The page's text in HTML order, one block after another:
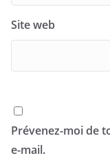
Site web
Prévenez-moi de
e-mail.